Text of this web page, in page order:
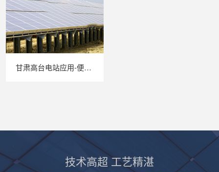
甘肃高台电站应用-便携式EL检测仪
技术高超 工艺精湛